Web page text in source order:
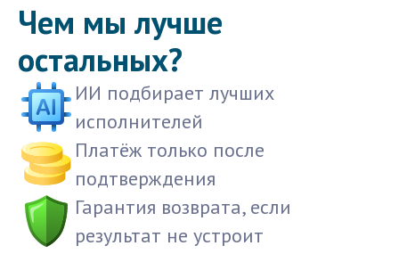
Чем мы лучше
остальных?
ИИ подбирает лучших
исполнителей
Платёж только после
подтверждения
Гарантия возврата, если
результат не устроит